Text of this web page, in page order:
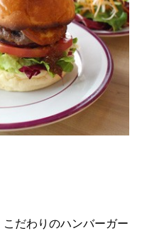
だわりのハンバーガー